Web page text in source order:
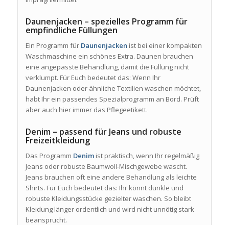
Daunenjacken – spezielles Programm für
empfindliche Füllungen
Ein Programm für Daunenjacken ist bei einer kompakten
Waschmaschine ein schönes Extra. Daunen brauchen
eine angepasste Behandlung, damit die Füllung nicht
verklumpt. Für Euch bedeutet das: Wenn Ihr
Daunenjacken oder ähnliche Textilien waschen möchtet,
habt Ihr ein passendes Spezialprogramm an Bord. Prüft
aber auch hier immer das Pflegeetikett.
Denim – passend für Jeans und robuste
Freizeitkleidung
Das Programm Denimist praktisch, wenn Ihr regelmäßig
Jeans oder robuste Baumwoll-Mischgewebe wascht.
Jeans brauchen oft eine andere Behandlung als leichte
Shirts. Für Euch bedeutet das: Ihr könnt dunkle und
robuste Kleidungsstücke gezielter waschen. So bleibt
Kleidung länger ordentlich und wird nicht unnötig stark
beansprucht.